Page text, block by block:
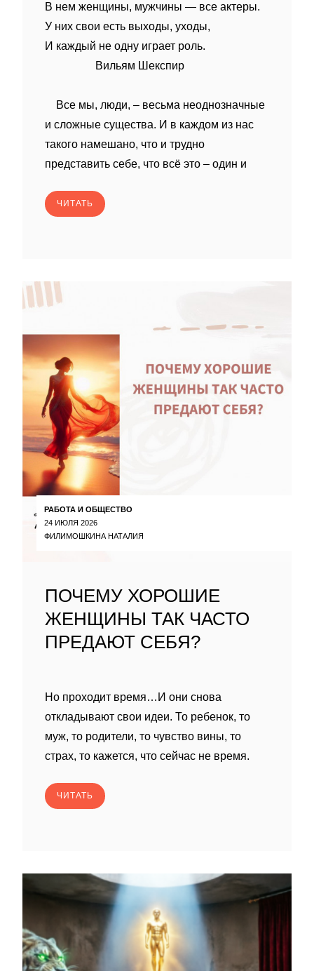
В нем женщины, мужчины — все актеры.
У них свои есть выходы, уходы,
И каждый не одну играет роль.
Вильям Шекспир
Все мы, люди, – весьма неоднозначные
и сложные существа. И в каждом из нас
такого намешано, что и трудно
представить себе, что всё это – один и
ЧИТАТЬ
РАБОТА И ОБЩЕСТВО
24 ИЮЛЯ 2026
ФИЛИМОШКИНА НАТАЛИЯ
ПОЧЕМУ ХОРОШИЕ
ЖЕНЩИНЫ ТАК ЧАСТО
ПРЕДАЮТ СЕБЯ?
Но проходит время…И они снова
откладывают свои идеи. То ребенок, то
муж, то родители, то чувство вины, то
страх, то кажется, что сейчас не время.
ЧИТАТЬ